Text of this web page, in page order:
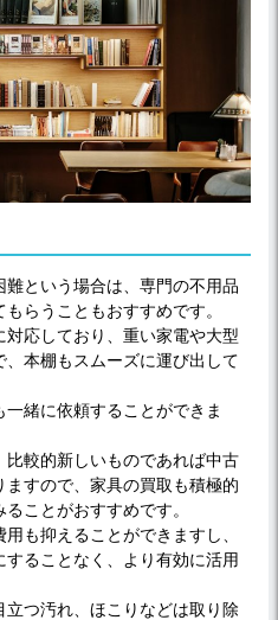
という場合は、専門の不用品
らうこともおすすめです。
応しており、重い家電や大型
本棚もスムーズに運び出して
緒に依頼することができま
較的新しいものであれば中古
すので、家具の買取も積極的
ことがおすすめです。
も抑えることができますし、
ることなく、より有効に活用
つ汚れ、ほこりなどは取り除